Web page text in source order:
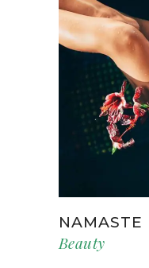
NAMASTE
Beauty